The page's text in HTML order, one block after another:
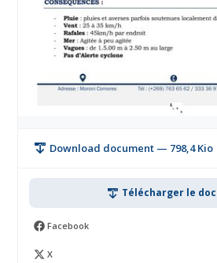
Download document — 798,4 Kio
Télécharger le
Facebook
X